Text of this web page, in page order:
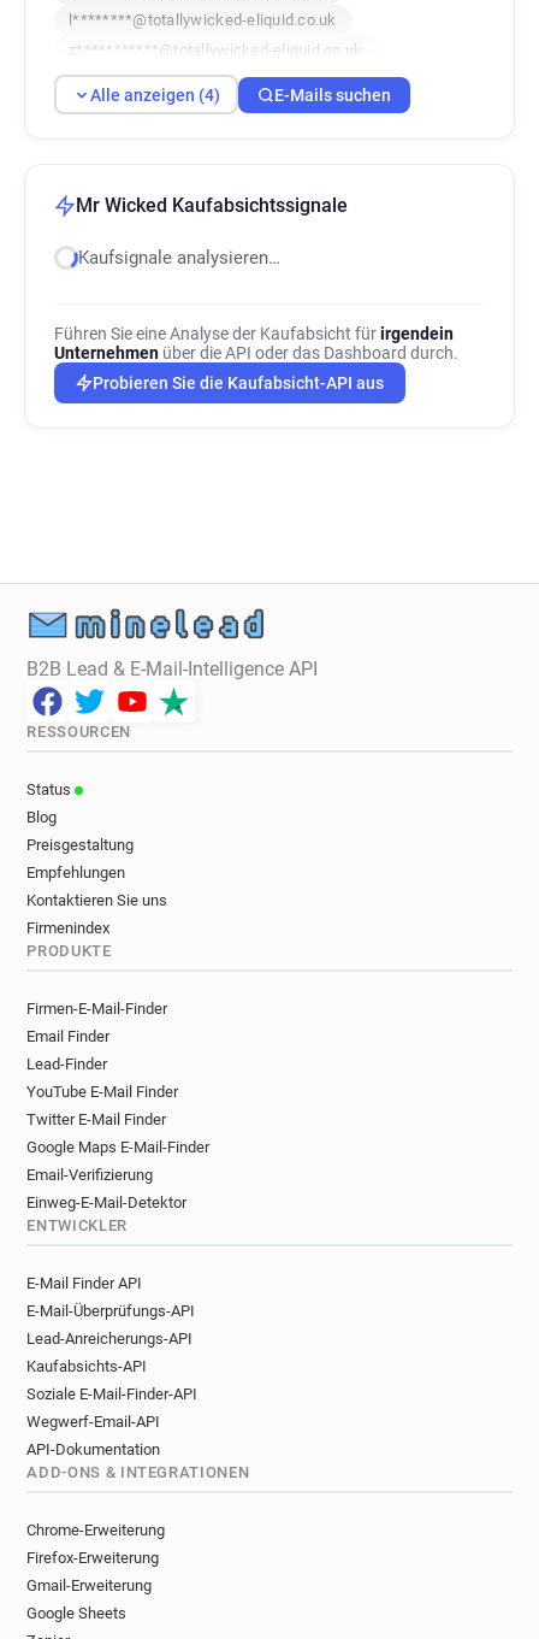
l********@totallywicked-eliquid.co.uk
z***********@totallywicked-eliquid.co.uk
Alle anzeigen (4) E-Mails suchen
Mr Wicked Kaufabsichtssignale
Kaufsignale analysieren…
Führen Sie eine Analyse der Kaufabsicht fürirgendein
Unternehmen über die API oder das Dashboard durch.
Probieren Sie die Kaufabsicht-API aus
B2B Lead & E-Mail-Intelligence API
RESSOURCEN
Status
Blog
Preisgestaltung
Empfehlungen
Kontaktieren Sie uns
Firmenindex
PRODUKTE
Firmen-E-Mail-Finder
Email Finder
Lead-Finder
YouTube E-Mail Finder
Twitter E-Mail Finder
Google Maps E-Mail-Finder
Email-Verifizierung
Einweg-E-Mail-Detektor
ENTWICKLER
E-Mail Finder API
E-Mail-Überprüfungs-API
Lead-Anreicherungs-API
Kaufabsichts-API
Soziale E-Mail-Finder-API
Wegwerf-Email-API
API-Dokumentation
ADD-ONS & INTEGRATIONEN
Chrome-Erweiterung
Firefox-Erweiterung
Gmail-Erweiterung
Google Sheets